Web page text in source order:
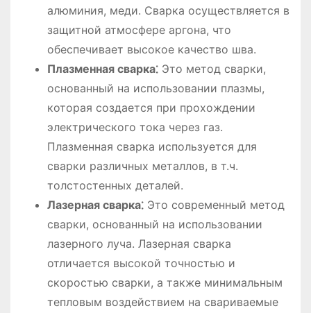
алюминия, меди. Сварка осуществляется в
защитной атмосфере аргона, что
обеспечивает высокое качество шва.
Плазменная сварка⁚Это метод сварки,
основанный на использовании плазмы,
которая создается при прохождении
электрического тока через газ.
Плазменная сварка используется для
сварки различных металлов, в т.ч.
толстостенных деталей.
Лазерная сварка⁚Это современный метод
сварки, основанный на использовании
лазерного луча. Лазерная сварка
отличается высокой точностью и
скоростью сварки, а также минимальным
тепловым воздействием на свариваемые